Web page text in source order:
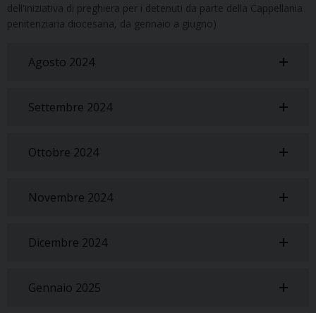
dell'iniziativa di preghiera per i detenuti da parte della Cappellania
penitenziaria diocesana, da gennaio a giugno)
Agosto 2024
Settembre 2024
Ottobre 2024
Novembre 2024
Dicembre 2024
Gennaio 2025